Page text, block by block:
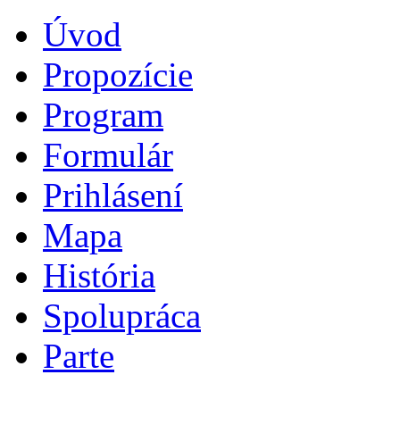
Úvod
Propozície
Program
Formulár
Prihlásení
Mapa
História
Spolupráca
Parte